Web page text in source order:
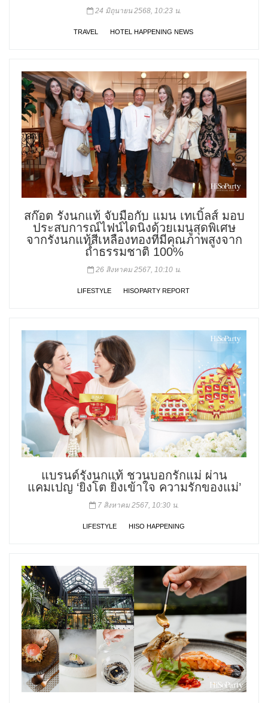
24 มิถุนายน 2568, 10:23 น.
TRAVEL HOTEL HAPPENING NEWS
สก๊อต รังนกแท้ จับมือกับ แมน เทเบิ้ลส์ มอบ
ประสบการณ์ไฟน์ไดนิ่งด้วยเมนูสุดพิเศษ
จากรังนกแท้สีเหลืองทองที่มีคุณภาพสูงจาก
ถ้ำธรรมชาติ 100%
26 สิงหาคม 2567, 10:10 น.
LIFESTYLE HISOPARTY REPORT
แบรนด์รังนกแท้ ชวนบอกรักแม่ ผ่าน
แคมเปญ ‘ยิ่งโต ยิ่งเข้าใจ ความรักของแม่’
7 สิงหาคม 2567, 10:30 น.
LIFESTYLE HISO HAPPENING